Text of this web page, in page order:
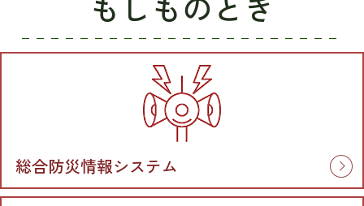
総合防災情報システム